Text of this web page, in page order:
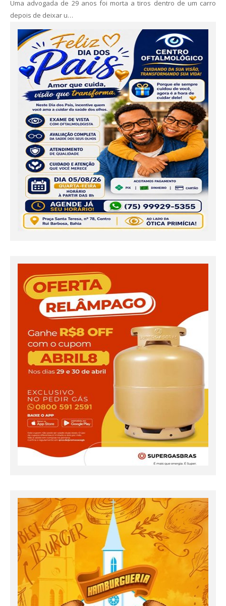
Uma advogada de 29 anos foi morta a tiros dentro de um carro
depois de deixar u…